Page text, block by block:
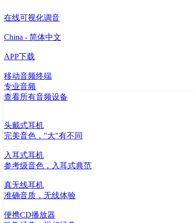
在线可视化调音
China - 简体中文
APP下载
移动音频终端
专业音频
查看所有音频设备
头戴式耳机
完美音色，"大"有不同
入耳式耳机
参考级音色，入耳式典范
真无线耳机
准确音质，无线体验
便携CD播放器